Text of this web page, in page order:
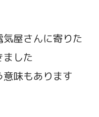
屋さんに寄りた
した
味もあります